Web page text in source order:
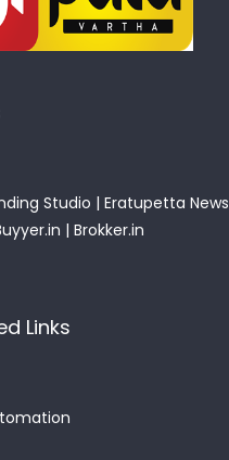
Studio | Eratupetta News
| Brokker.in
Links